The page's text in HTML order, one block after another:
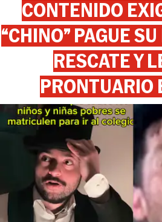
CONTENIDO
“CHINO” PAGUE
RESCATE Y
PRONTUARIO